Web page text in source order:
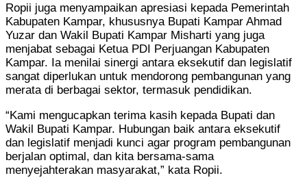
Ropii juga menyampaikan apresiasi kepada Pemerintah
Kabupaten Kampar, khususnya Bupati Kampar Ahmad
Yuzar dan Wakil Bupati Kampar Misharti yang juga
menjabat sebagai Ketua PDI Perjuangan Kabupaten
Kampar. Ia menilai sinergi antara eksekutif dan legislatif
sangat diperlukan untuk mendorong pembangunan yang
merata di berbagai sektor, termasuk pendidikan.
“Kami mengucapkan terima kasih kepada Bupati dan
Wakil Bupati Kampar. Hubungan baik antara eksekutif
dan legislatif menjadi kunci agar program pembangunan
berjalan optimal, dan kita bersama-sama
menyejahterakan masyarakat,” kata Ropii.